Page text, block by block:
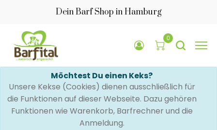
Dein Barf Shop in Hamburg
0
Möchtest Du einen Keks?
Unsere Kekse (Cookies) dienen ausschließlich für
die Funktionen auf dieser Webseite. Dazu gehören
Funktionen wie Warenkorb, Barfrechner und die
Anmeldung.